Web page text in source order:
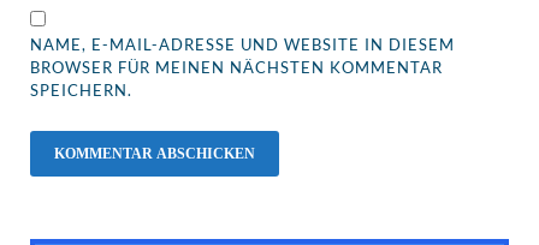
NAME, E-MAIL-ADRESSE UND WEBSITE IN DIESEM
BROWSER FÜR MEINEN NÄCHSTEN KOMMENTAR
SPEICHERN.